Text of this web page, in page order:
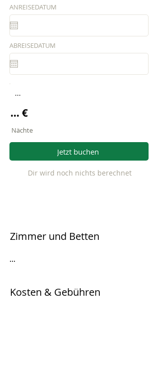
ANREISEDATUM
ABREISEDATUM
...
... €
Nächte
Jetzt buchen
Dir wird noch nichts berechnet
Zimmer und Betten
...
Kosten & Gebühren